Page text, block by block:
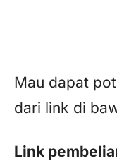
Mau dapat
dari link di
Link